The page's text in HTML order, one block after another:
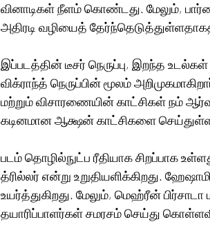
வினாடிகள் நீளம் கொண்டது. மேலும்,
அதிரடி வழியைத்
இப்படத்தின் டீசர் நெருப்பு, இறந்த
விக்ராந்த் நெருப்பின் மூலம்
மற்றும் விசாரணையின் காட்சிகள் நம்
கடினமான ஆக்ஷன் காட்சிகளை
படம் தொழில்நுட்ப ரீதியாக சிறப்பாக
த்ரில்லர் என்று உறுதியளிக்கிறது.
உயர்த்துகிறது. மேலும், மெஹ்ரீன்
தயாரிப்பாளர்கள் சமரசம் செய்து